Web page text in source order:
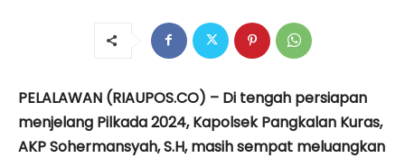
PELALAWAN (RIAUPOS.CO) – Di tengah persiapan
menjelang Pilkada 2024, Kapolsek Pangkalan Kuras,
AKP Sohermansyah, S.H, masih sempat meluangkan